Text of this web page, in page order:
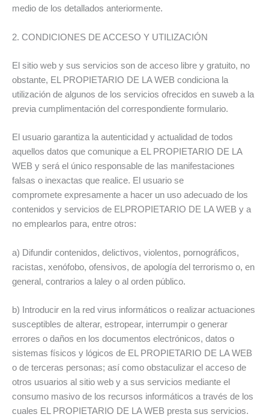
medio de los detallados anteriormente.
2. CONDICIONES DE ACCESO Y UTILIZACIÓN
El sitio web y sus servicios son de acceso libre y gratuito, no
obstante, EL PROPIETARIO DE LA WEB condiciona la
utilización de algunos de los servicios ofrecidos en suweb a la
previa cumplimentación del correspondiente formulario.
El usuario garantiza la autenticidad y actualidad de todos
aquellos datos que comunique a EL PROPIETARIO DE LA
WEB y será el único responsable de las manifestaciones
falsas o inexactas que realice. El usuario se
compromete expresamente a hacer un uso adecuado de los
contenidos y servicios de ELPROPIETARIO DE LA WEB y a
no emplearlos para, entre otros:
a) Difundir contenidos, delictivos, violentos, pornográficos,
racistas, xenófobo, ofensivos, de apología del terrorismo o, en
general, contrarios a laley o al orden público.
b) Introducir en la red virus informáticos o realizar actuaciones
susceptibles de alterar, estropear, interrumpir o generar
errores o daños en los documentos electrónicos, datos o
sistemas físicos y lógicos de EL PROPIETARIO DE LA WEB
o de terceras personas; así como obstaculizar el acceso de
otros usuarios al sitio web y a sus servicios mediante el
consumo masivo de los recursos informáticos a través de los
cuales EL PROPIETARIO DE LA WEB presta sus servicios.